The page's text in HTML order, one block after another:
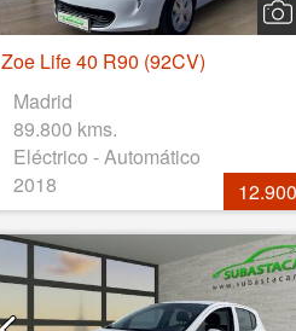
Zoe Life 40 R90 (92CV)
Madrid
89.800 kms.
Eléctrico - Automático
2018